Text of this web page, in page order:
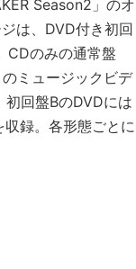
Season2」のオ
は、DVD付き初回
CDのみの通常盤
ミュージックビデ
回盤BのDVDには
録。各形態ごとに